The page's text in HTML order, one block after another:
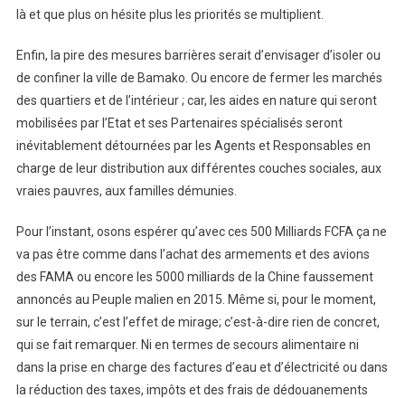
là et que plus on hésite plus les priorités se multiplient.
Enfin, la pire des mesures barrières serait d’envisager d’isoler ou
de confiner la ville de Bamako. Ou encore de fermer les marchés
des quartiers et de l’intérieur ; car, les aides en nature qui seront
mobilisées par l’Etat et ses Partenaires spécialisés seront
inévitablement détournées par les Agents et Responsables en
charge de leur distribution aux différentes couches sociales, aux
vraies pauvres, aux familles démunies.
Pour l’instant, osons espérer qu’avec ces 500 Milliards FCFA ça ne
va pas être comme dans l’achat des armements et des avions
des FAMA ou encore les 5000 milliards de la Chine faussement
annoncés au Peuple malien en 2015. Même si, pour le moment,
sur le terrain, c’est l’effet de mirage; c’est-à-dire rien de concret,
qui se fait remarquer. Ni en termes de secours alimentaire ni
dans la prise en charge des factures d’eau et d’électricité ou dans
la réduction des taxes, impôts et des frais de dédouanements